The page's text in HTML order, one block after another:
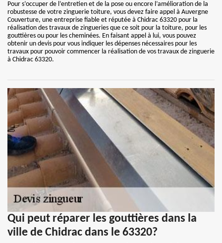
Pour s’occuper de l’entretien et de la pose ou encore l’amélioration de la
robustesse de votre zinguerie toiture, vous devez faire appel à Auvergne
Couverture, une entreprise fiable et réputée à Chidrac 63320 pour la
réalisation des travaux de zingueries que ce soit pour la toiture, pour les
gouttières ou pour les cheminées. En faisant appel à lui, vous pouvez
obtenir un devis pour vous indiquer les dépenses nécessaires pour les
travaux pour pouvoir commencer la réalisation de vos travaux de zinguerie
à Chidrac 63320.
Qui peut réparer les gouttières dans la
ville de Chidrac dans le 63320?